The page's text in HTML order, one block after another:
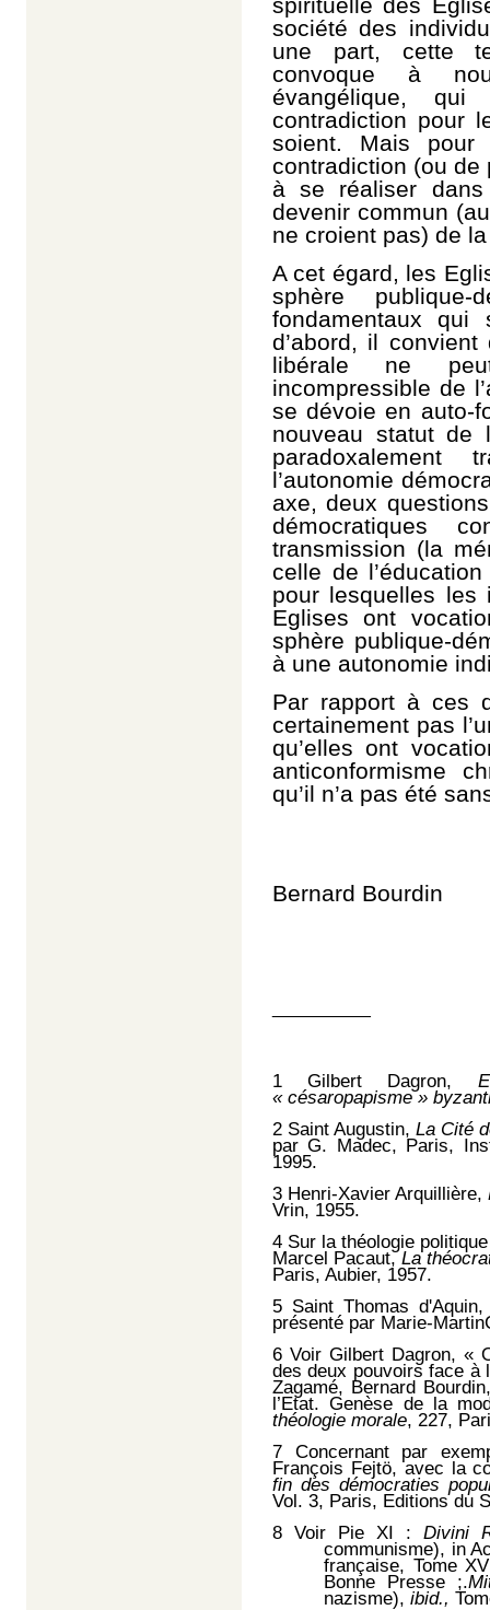
société des
une part, cette
convoque à
évangélique,
contradiction pour
soient. Mais
contradiction (ou
à se réaliser
devenir commun
ne croient pas) de
A cet égard, les
sphère
fondamentaux qui
d’abord, il
libérale ne
incompressible de
se dévoie en auto-
nouveau statut de
l’autonomie
axe, deux
démocratiques
transmission (la
celle de
pour lesquelles
Eglises ont
sphère publique-
à une autonomie
Par rapport à ces
certainement pas
qu’elles ont
anticonformisme
qu’il n’a pas été
Bernard Bourdin
1 Gilbert Dagron,
« césaropapisme »
2 Saint Augustin, La Cité
par G. Madec, Paris,
1995.
3 Henri-Xavier Arquillière,
Vrin, 1955.
4 Sur la théologie
Marcel Pacaut,La
Paris, Aubier, 1957.
5 Saint Thomas
présenté par Marie-
6 Voir Gilbert Dagron, «
des deux pouvoirs face à
Zagamé, Bernard
l’Etat. Genèse de la
théologie morale, 227,
7 Concernant par
François Fejtö, avec la
fin des démocraties
Vol. 3, Paris, Editions du
8 Voir Pie XI : Divini
communisme), in
française, Tome
Bonne Presse ;.
nazisme),ibid.,